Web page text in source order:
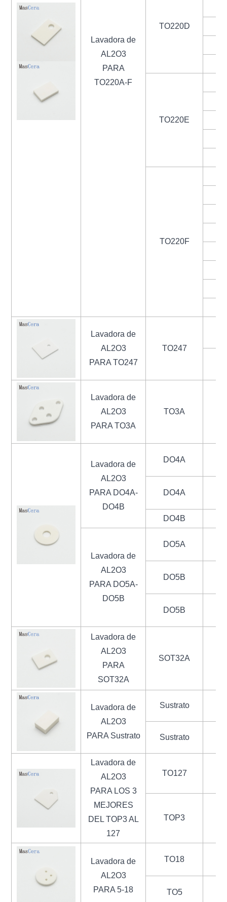
Lavadora de
AL2O3
PARA
TO220A-F
TO220D
TO220E
TO220F
Lavadora de
AL2O3
PARA TO247
TO247
Lavadora de
AL2O3
PARA TO3A
TO3A
Lavadora de
AL2O3
PARA DO4A-
DO4B
DO4A
DO4A
DO4B
Lavadora de
AL2O3
PARA DO5A-
DO5B
DO5A
DO5B
DO5B
Lavadora de
AL2O3
PARA
SOT32A
SOT32A
Lavadora de
AL2O3
PARA Sustrato
Sustrato
Sustrato
Lavadora de
AL2O3
PARA LOS 3
MEJORES
DEL TOP3 AL
127
TO127
TOP3
Lavadora de
AL2O3
PARA 5-18
TO18
TO5